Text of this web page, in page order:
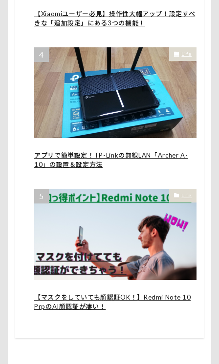
【Xiaomiユーザー必見】操作性大幅アップ！設定すべ
きな「追加設定」にある3つの機能！
Life
アプリで簡単設定！TP-Linkの無線LAN「Archer A-
10」の設置＆設定方法
Life
【マスクをしていても顔認証OK！】Redmi Note 10
PrpのAI顔認証が凄い！